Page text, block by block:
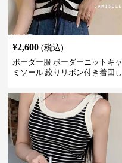
¥2,600 (税込)
ボーダー服 ボーダーニットキャ
ミソール 絞りリボン付き着回し